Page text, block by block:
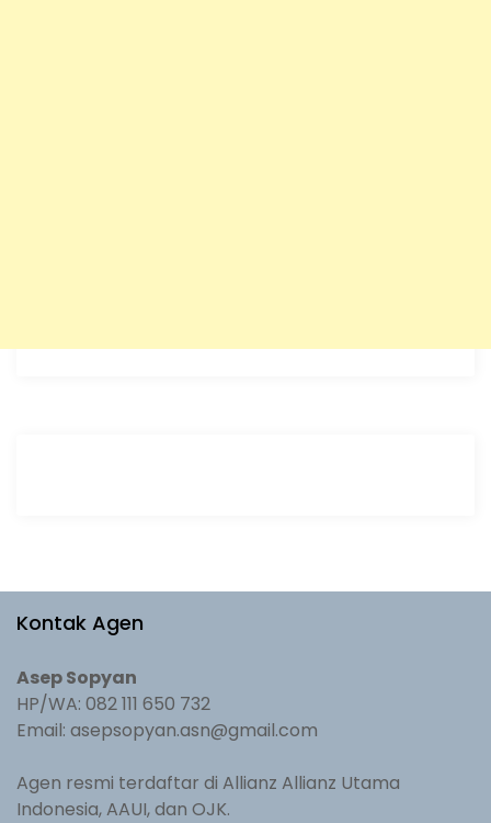
Kontak Agen
Asep Sopyan
HP/WA: 082 111 650 732
Email: asepsopyan.asn@gmail.com
Agen resmi terdaftar di Allianz Allianz Utama
Indonesia, AAUI, dan OJK.